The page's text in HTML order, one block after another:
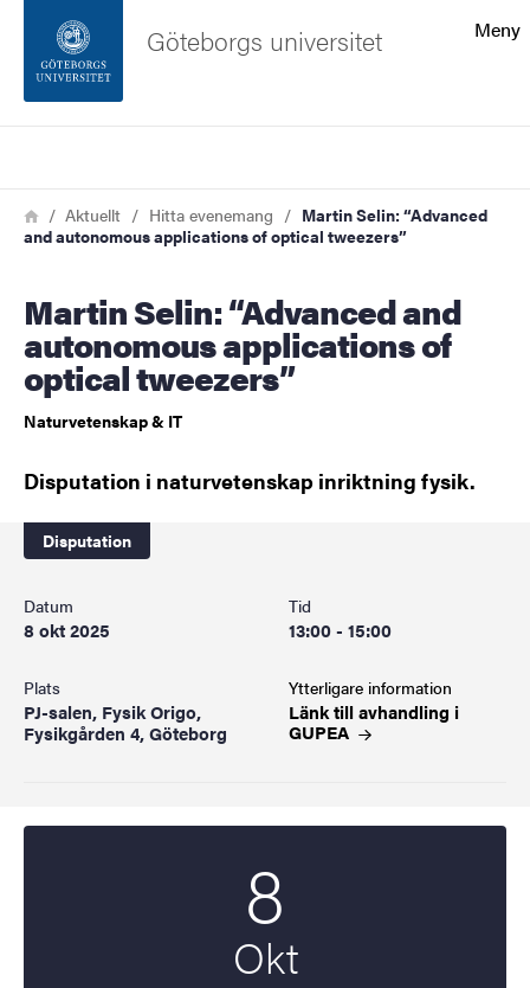
Sidfoten
Om webbplatsen
Meny
Göteborgs universitet
Länkstig
HemAktuellt Hitta evenemang
Martin Selin: “Advanced
and autonomous applications of optical tweezers”
Martin Selin: “Advanced and
autonomous applications of
optical tweezers”
Naturvetenskap & IT
Disputation i naturvetenskap inriktning fysik.
Disputation
Datum
8 okt 2025
Tid
13:00 - 15:00
Plats
PJ-salen, Fysik Origo,
Fysikgården 4, Göteborg
Ytterligare information
Länk till avhandling i
GUPEA
8
Okt